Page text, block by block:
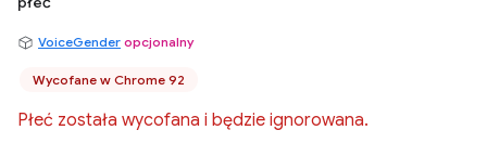
VoiceGender opcjonalny
Wycofane w Chrome 92
Płeć została wycofana i będzie ignorowana.